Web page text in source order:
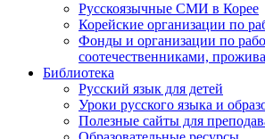
Русскоязычные СМИ в Корее
Корейские организации по
Фонды и организации по
соотечественниками,
Библиотека
Русский язык для детей
Уроки русского языка и
Полезные сайты для